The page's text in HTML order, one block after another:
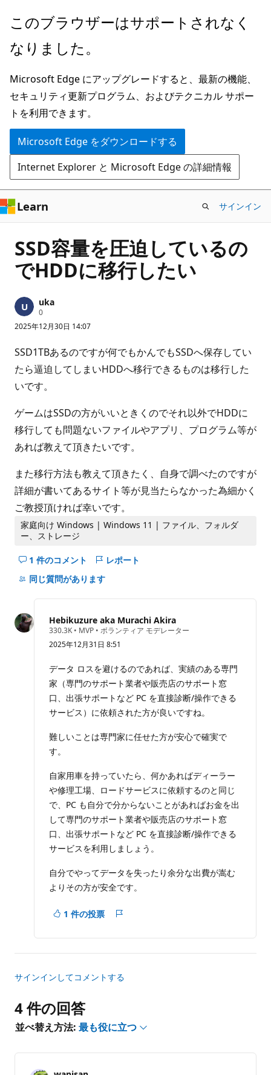
メ
ン
ン
テ
ン
ツ
に
ス
キ
ッ
プ
このブラウザーはサポートされなく
なりました。
Microsoft Edge にアップグレードすると、最新の機能、
セキュリティ更新プログラム、およびテクニカル サポー
トを利用できます。
Microsoft Edge をダウンロードする
Internet Explorer と Microsoft Edge の詳細情報
Learn サインイン
SSD容量を圧迫しているの
でHDDに移行したい
uka
0評
価
の
イ
ン
ト
2025年12月30日 14:07
SSD1TBあるのですが何でもかんでもSSDへ保存してい
たら逼迫してしまいHDDへ移行できるものは移行した
いです。
ゲームはSSDの方がいいときくのでそれ以外でHDDに
移行しても問題ないファイルやアプリ、プログラム等が
あれば教えて頂きたいです。
また移行方法も教えて頂きたく、自身で調べたのですが
詳細が書いてあるサイト等が見当たらなかった為細かく
ご教授頂ければ幸いです。
家庭向け Windows | Windows 11 | ファイル、フォルダ
ー、ストレージ
1 件のコメント
こ
の
コ
メ
ン
を
非
表
示
に
す
る
レポート
同じ質問があります
Hebikuzure aka Murachi Akira
330.3K 評
の
イ
ン
ト
• MVP • ボランティア モデレーター
2025年12月31日 8:51
データ ロスを避けるのであれば、実績のある専門
家（専門のサポート業者や販売店のサポート窓
口、出張サポートなど PC を直接診断/操作できる
サービス）に依頼された方が良いですね。
難しいことは専門家に任せた方が安心で確実で
す。
自家用車を持っていたら、何かあればディーラー
や修理工場、ロードサービスに依頼するのと同じ
で、PC も自分で分からないことがあればお金を出
して専門のサポート業者や販売店のサポート窓
口、出張サポートなど PC を直接診断/操作できる
サービスを利用しましょう。
自分でやってデータを失ったり余分な出費が嵩む
よりその方が安全です。
1 件の投票
ト
サインインしてコメントする
4 件の回答
並べ替え方法: 最も役に立つ